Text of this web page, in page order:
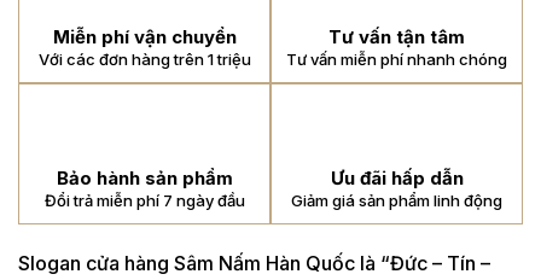
Miễn phí vận chuyển
Với các đơn hàng trên 1 triệu
Tư vấn tận tâm
Tư vấn miễn phí nhanh chóng
Bảo hành sản phẩm
Đổi trả miễn phí 7 ngày đầu
Ưu đãi hấp dẫn
Giảm giá sản phẩm linh động
Slogan cửa hàng Sâm Nấm Hàn Quốc là “Đức – Tín –